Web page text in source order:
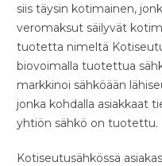
siis täysin kotimainen,
veromaksut säilyvät
tuotetta nimeltä
biovoimalla tuotettua
markkinoi sähköään
jonka kohdalla asiakkaat
yhtiön sähkö on tuotettu.
Kotiseutusähkössä